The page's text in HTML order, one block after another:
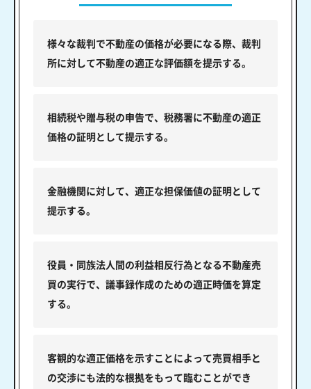
様々な裁判で不動産の価格が必要になる際、裁判
所に対して不動産の適正な評価額を提示する。
相続税や贈与税の申告で、税務署に不動産の適正
価格の証明として提示する。
金融機関に対して、適正な担保価値の証明として
提示する。
役員・同族法人間の利益相反行為となる不動産売
買の実行で、議事録作成のための適正時価を算定
する。
客観的な適正価格を示すことによって売買相手と
の交渉にも法的な根拠をもって臨むことができ